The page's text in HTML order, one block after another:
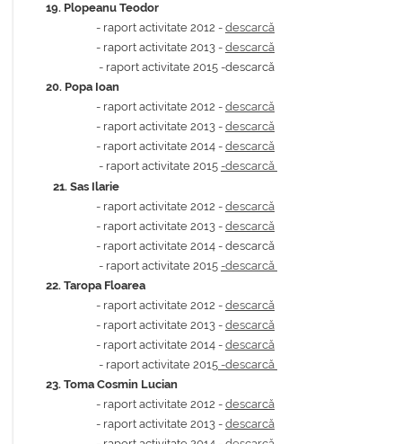
19. Plopeanu Teodor
- raport activitate 2012 - descarcă
- raport activitate 2013 - descarcă
- raport activitate 2015 -descarcă
20. Popa Ioan
- raport activitate 2012 - descarcă
- raport activitate 2013 - descarcă
- raport activitate 2014 - descarcă
- raport activitate 2015 -descarcă
21. Sas Ilarie
- raport activitate 2012 - descarcă
- raport activitate 2013 - descarcă
- raport activitate 2014 - descarcă
- raport activitate 2015 -descarcă
22. Taropa Floarea
- raport activitate 2012 - descarcă
- raport activitate 2013 - descarcă
- raport activitate 2014 - descarcă
- raport activitate 2015 -descarcă
23. Toma Cosmin Lucian
- raport activitate 2012 - descarcă
- raport activitate 2013 - descarcă